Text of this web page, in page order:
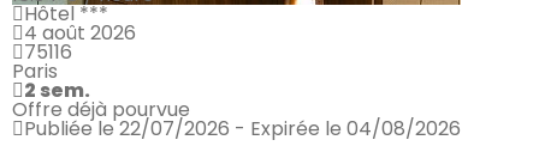
Hôtel ***
4 août 2026
75116
Paris
2 sem.
Offre déjà pourvue
Publiée le 22/07/2026 - Expirée le 04/08/2026